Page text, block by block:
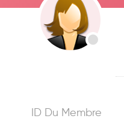
ID Du Membre